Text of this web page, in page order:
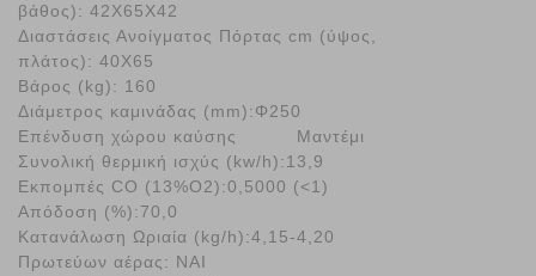
βάθος): 42X65X42
Διαστάσεις Ανοίγματος Πόρτας cm (ύψος,
πλάτος): 40X65
Βάρος (kg): 160
Διάμετρος καμινάδας (mm):Φ250
Επένδυση χώρου καύσης Μαντέμι
Συνολική θερμική ισχύς (kw/h):13,9
Εκπομπές CO (13%O2):0,5000 (<1)
Απόδοση (%):70,0
Κατανάλωση Ωριαία (kg/h):4,15-4,20
Πρωτεύων αέρας: ΝΑΙ